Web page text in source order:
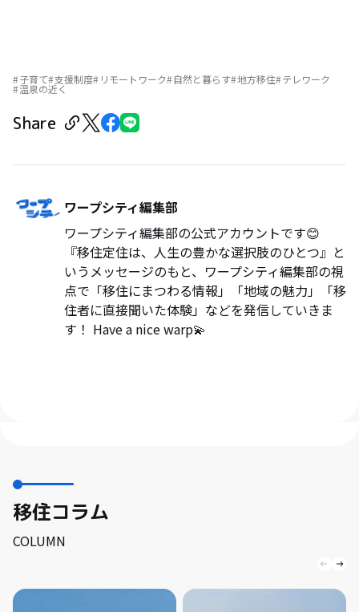
子育て 支援制度 リモートワーク 自然と暮らす 地方移住 テレワーク
温泉の近く
Share
ワープシティ編集部
ワープシティ編集部の公式アカウントです😊
『移住定住は、人生の豊かな選択肢のひとつ』と
いうメッセージのもと、ワープシティ編集部の視
点で「移住にまつわる情報」「地域の魅力」「移
住者に直接聞いた体験」などを発信していきま
す！ Have a nice warp💫
移住コラム
COLUMN